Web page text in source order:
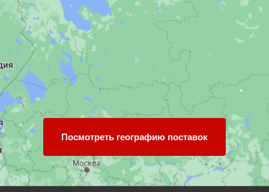
Посмотреть географию поставок